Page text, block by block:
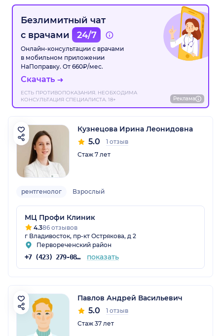
Безлимитный чат
с врачами
24/7
Онлайн-консультации с врачами
в мобильном приложении
НаПоправку. От 660₽/мес.
Скачать
ЕСТЬ ПРОТИВОПОКАЗАНИЯ. НЕОБХОДИМА
КОНСУЛЬТАЦИЯ СПЕЦИАЛИСТА. 18+
Реклама
Кузнецова Ирина Леонидовна
5.0
1 отзыв
Стаж 7 лет
рентгенолог Взрослый
МЦ Профи Клиник
4.386 отзывов
г Владивосток, пр-кт Острякова, д 2
Первореченский район
+7 (423) 279-08-92 показать
Павлов Андрей Васильевич
5.0
1 отзыв
Стаж 37 лет